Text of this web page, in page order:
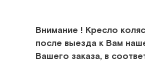
Внимание ! Кресло
после выезда к Вам
Вашего заказа, в